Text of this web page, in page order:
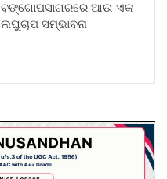
ବଙ୍ଗୋପସାଗରରେ ଆଉ ଏକ
ଲଘୁଚାପ ସମ୍ଭାବନା